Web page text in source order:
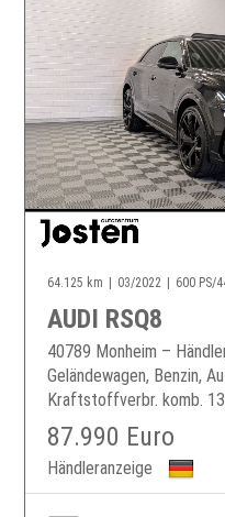
64.125 km 03/2022 600 PS/
AUDI RSQ8
40789 Monheim –
Geländewagen, Benzin,
Kraftstoffverbr. komb.
87.990 Euro
Händleranzeige